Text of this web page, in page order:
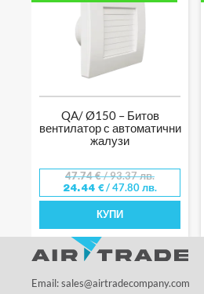
QA/ Ø150 – Битов
вентилатор с автоматични
жалузи
47.74€/ 93.37 лв.
24.44 €/ 47.80 лв.
КУПИ
Email: sales@airtradecompany.com